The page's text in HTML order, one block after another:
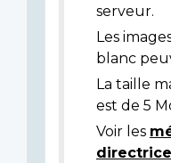
serveur.
Les
blanc
La taille
est de 5
Voir les